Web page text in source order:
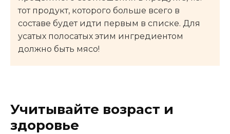
тот продукт, которого больше всего в
составе будет идти первым в списке. Для
усатых полосатых этим ингредиентом
должно быть мясо!
Учитывайте возраст и
здоровье